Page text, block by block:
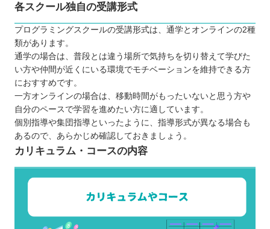
各スクール独自の受講形式
プログラミングスクールの受講形式は、通学とオンラインの2種
類があります。
通学の場合は、普段とは違う場所で気持ちを切り替えて学びた
い方や仲間が近くにいる環境でモチベーションを維持できる方
におすすめです。
一方オンラインの場合は、移動時間がもったいないと思う方や
自分のペースで学習を進めたい方に適しています。
個別指導や集団指導といったように、指導形式が異なる場合も
あるので、あらかじめ確認しておきましょう。
カリキュラム・コースの内容